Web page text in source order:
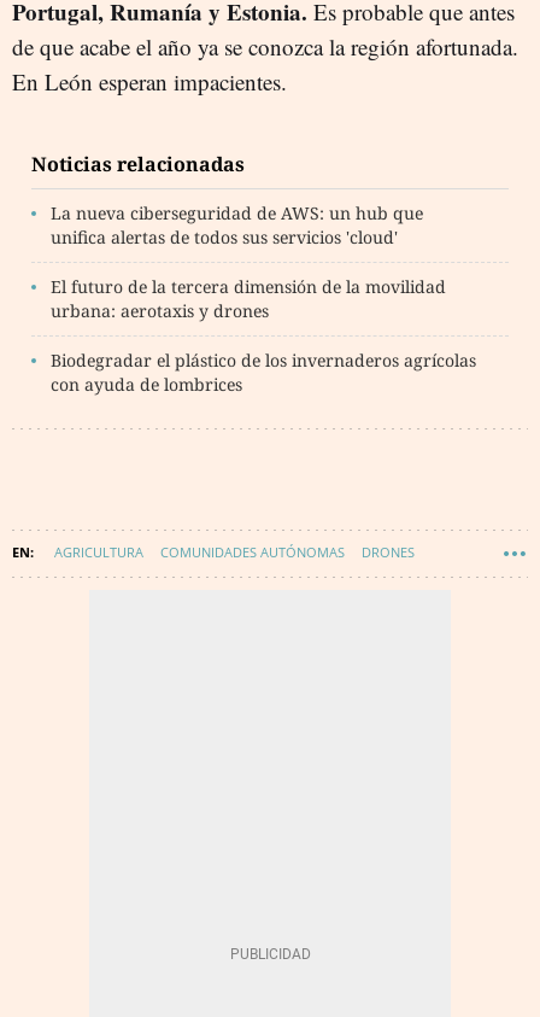
Portugal, Rumanía y Estonia. Es probable que antes
de que acabe el año ya se conozca la región afortunada.
En León esperan impacientes.
Noticias relacionadas
La nueva ciberseguridad de AWS: un hub que
unifica alertas de todos sus servicios 'cloud'
El futuro de la tercera dimensión de la movilidad
urbana: aerotaxis y drones
Biodegradar el plástico de los invernaderos agrícolas
con ayuda de lombrices
AGRICULTURA COMUNIDADES AUTÓNOMAS DRONES